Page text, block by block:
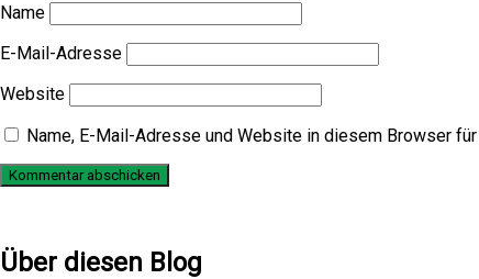
Name
E-Mail-Adresse
Website
Name, E-Mail-Adresse und Website in diesem Browser
Über diesen Blog